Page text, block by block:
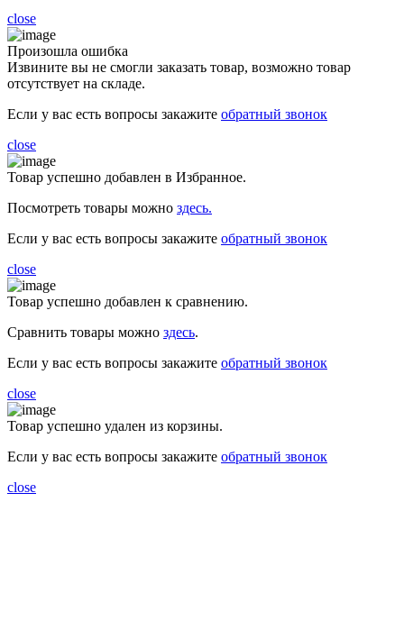
close
Произошла ошибка
Извините вы не смогли заказать товар, возможно товар
отсутствует на складе.
Если у вас есть вопросы закажите обратный звонок
close
Товар успешно добавлен в Избранное.
Посмотреть товары можно здесь.
Если у вас есть вопросы закажите обратный звонок
close
Товар успешно добавлен к сравнению.
Сравнить товары можно здесь.
Если у вас есть вопросы закажите обратный звонок
close
Товар успешно удален из корзины.
Если у вас есть вопросы закажите обратный звонок
close